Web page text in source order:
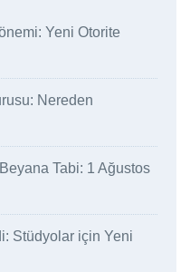
Yeni Otorite
Nereden
Tabi: 1 Ağustos
Stüdyolar için Yeni